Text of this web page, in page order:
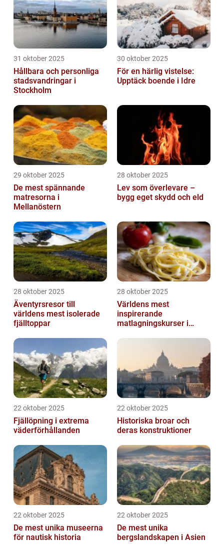
31 oktober 2025
Hållbara och personliga
stadsvandringar i
Stockholm
30 oktober 2025
För en härlig vistelse:
Upptäck boende i Idre
29 oktober 2025
De mest spännande
matresorna i
Mellanöstern
28 oktober 2025
Lev som överlevare –
bygg eget skydd och eld
28 oktober 2025
Äventyrsresor till
världens mest isolerade
fjälltoppar
28 oktober 2025
Världens mest
inspirerande
matlagningskurser i
22 oktober 2025
Fjällöpning i extrema
väderförhållanden
22 oktober 2025
Historiska broar och
deras konstruktioner
22 oktober 2025
De mest unika museerna
för nautisk historia
22 oktober 2025
De mest unika
bergslandskapen i Asien